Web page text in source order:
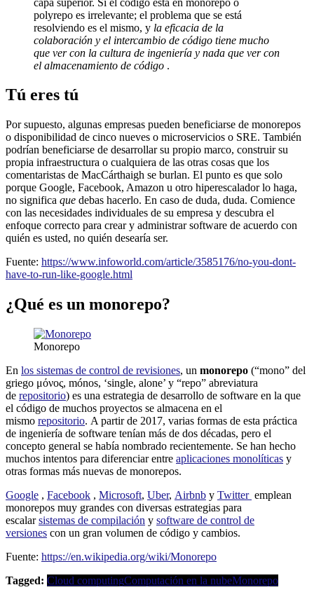
polyrepo es irrelevante; el problema que se está
resolviendo es el mismo, y la eficacia de la
colaboración y el intercambio de código tiene mucho
que ver con la cultura de ingeniería y nada que ver con
el almacenamiento de código .
Tú eres tú
Por supuesto, algunas empresas pueden beneficiarse de monorepos
o disponibilidad de cinco nueves o microservicios o SRE. También
podrían beneficiarse de desarrollar su propio marco, construir su
propia infraestructura o cualquiera de las otras cosas que los
comentaristas de MacCárthaigh se burlan. El punto es que solo
porque Google, Facebook, Amazon u otro hiperescalador lo haga,
no significa que debas hacerlo. En caso de duda, duda. Comience
con las necesidades individuales de su empresa y descubra el
enfoque correcto para crear y administrar software de acuerdo con
quién es usted, no quién desearía ser.
Fuente: https://www.infoworld.com/article/3585176/no-you-dont-
have-to-run-like-google.html
¿Qué es un monorepo?
Monorepo
En los sistemas de control de revisiones, un monorepo (“mono” del
griego μόνος, mónos, ‘single, alone’ y “repo” abreviatura
de repositorio) es una estrategia de desarrollo de software en la que
el código de muchos proyectos se almacena en el
mismo repositorio. A partir de 2017, varias formas de esta práctica
de ingeniería de software tenían más de dos décadas, pero el
concepto general se había nombrado recientemente. Se han hecho
muchos intentos para diferenciar entre aplicaciones monolíticas y
otras formas más nuevas de monorepos.
Google , Facebook , Microsoft, Uber, Airbnb y Twitter emplean
monorepos muy grandes con diversas estrategias para
escalarsistemas de compilación y software de control de
versiones con un gran volumen de código y cambios.
Fuente: https://en.wikipedia.org/wiki/Monorepo
Tagged: Cloud computingComputación en la nubeMonorepo